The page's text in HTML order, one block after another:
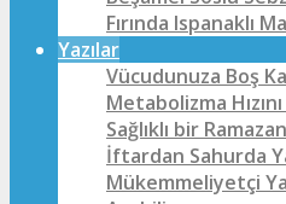
Fırında Ispanaklı
Yazılar
Vücudunuza Boş
Metabolizma
Sağlıklı bir
İftardan Sahurda
Mükemmeliyetçi